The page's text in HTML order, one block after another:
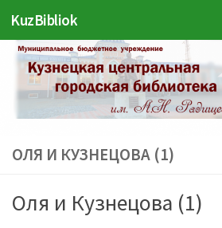
Перейти к содержимому
KuzBibliok
ОЛЯ И КУЗНЕЦОВА (1)
Оля и Кузнецова (1)